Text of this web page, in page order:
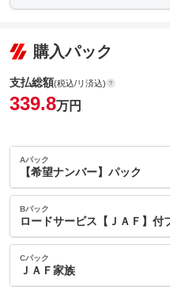
購入パック
支払総額(税込/リ済込)
339.8万円
Aパック
【希望ナンバー】パック
内：オプシ
ョン価格
(税込)
車両本体価
329.8万円
Bパック
ロードサービス【ＪＡＦ】付
内：オプシ
ョン価格
(税込)
車両本体価
Cパック
ＪＡＦ家族